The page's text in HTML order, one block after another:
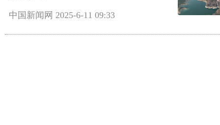
中国新闻网 2025-6-11 09:33